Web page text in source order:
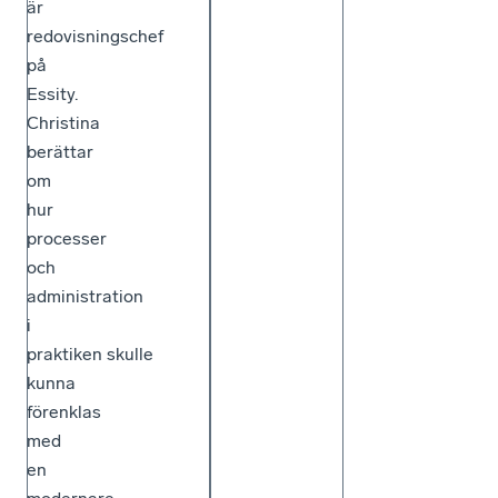
är
redovisningschef
på
Essity.
Christina
berättar
om
hur
processer
och
administration
i
praktiken skulle
kunna
förenklas
med
en